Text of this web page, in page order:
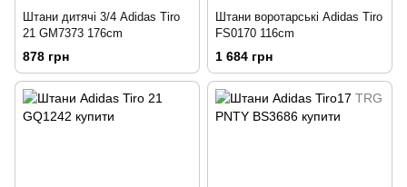
Штани дитячі 3/4 Adidas Tiro
21 GM7373 176cm
878 грн
Штани воротарські Adidas Tiro
FS0170 116cm
1 684 грн